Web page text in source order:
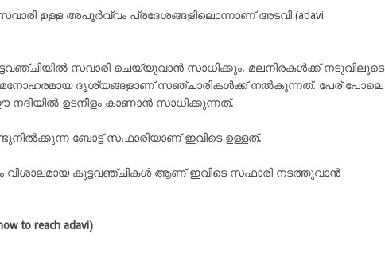
ഉള്ള അപൂർവ്വം പ്രദേശങ്ങളിലൊന്നാണ് അടവി (adavi
സവാരി ചെയ്യുവാൻ സാധിക്കും. മലനിരകൾക്ക് നടുവിലൂടെ
മനോഹരമായ ദൃശ്യങ്ങളാണ് സഞ്ചാരികൾക്ക് നൽകുന്നത്. പേര് പോലെ
ഉടനീളം കാണാൻ സാധിക്കുന്നത്.
ബോട്ട് സഫാരിയാണ് ഇവിടെ ഉള്ളത്.
വിശാലമായ കുട്ടവഞ്ചികൾ ആണ് ഇവിടെ സഫാരി നടത്തുവാൻ
to reach adavi)